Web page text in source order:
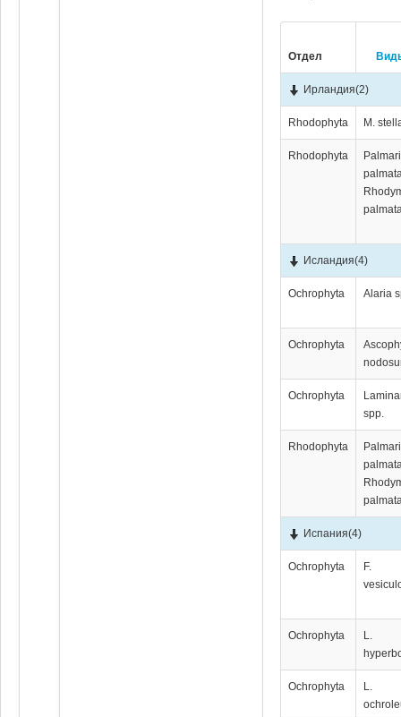
Отдел
Ирландия(2)
Rhodophyta M.
Rhodophyta
Исландия(4)
Ochrophyta Alaria
Ochrophyta
Ochrophyta
spp.
Rhodophyta
Испания(4)
Ochrophyta
F.
Ochrophyta
L.
Ochrophyta
L.